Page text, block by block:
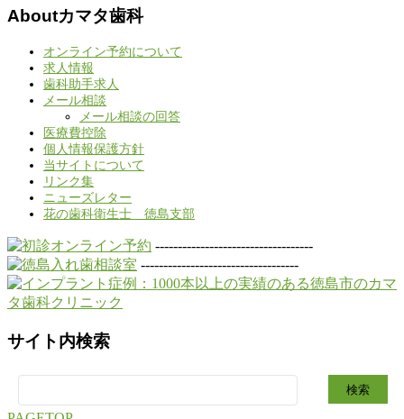
Aboutカマタ歯科
オンライン予約について
求人情報
歯科助手求人
メール相談
メール相談の回答
医療費控除
個人情報保護方針
当サイトについて
リンク集
ニューズレター
花の歯科衛生士 徳島支部
-----------------------------------
-----------------------------------
サイト内検索
索: